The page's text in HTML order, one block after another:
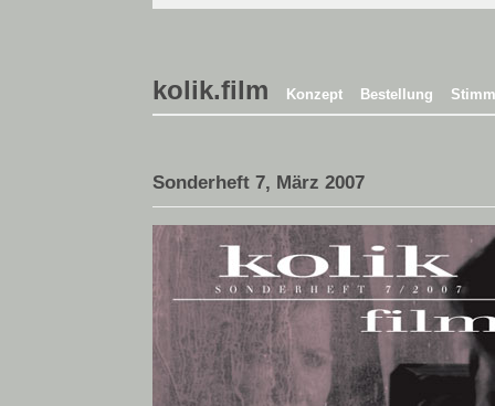
kolik.film Konzept Bestellung
Sonderheft 7, März 2007